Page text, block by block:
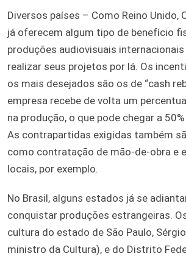
Diversos países – Como Reino Unido,
já oferecem algum tipo de benefício
produções audiovisuais
realizar seus projetos por lá. Os
os mais desejados são os de “cash
empresa recebe de volta um
na produção, o que pode chegar a
As contrapartidas exigidas também
como contratação de mão-de-obra e
locais, por exemplo.
No Brasil, alguns estados já se
conquistar produções estrangeiras.
cultura do estado de São Paulo,
ministro da Cultura), e do Distrito